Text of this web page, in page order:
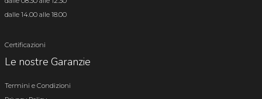
dalle 14.00 alle 18.00
Certificazioni
Le nostre Garanzie
Termini e Condizioni